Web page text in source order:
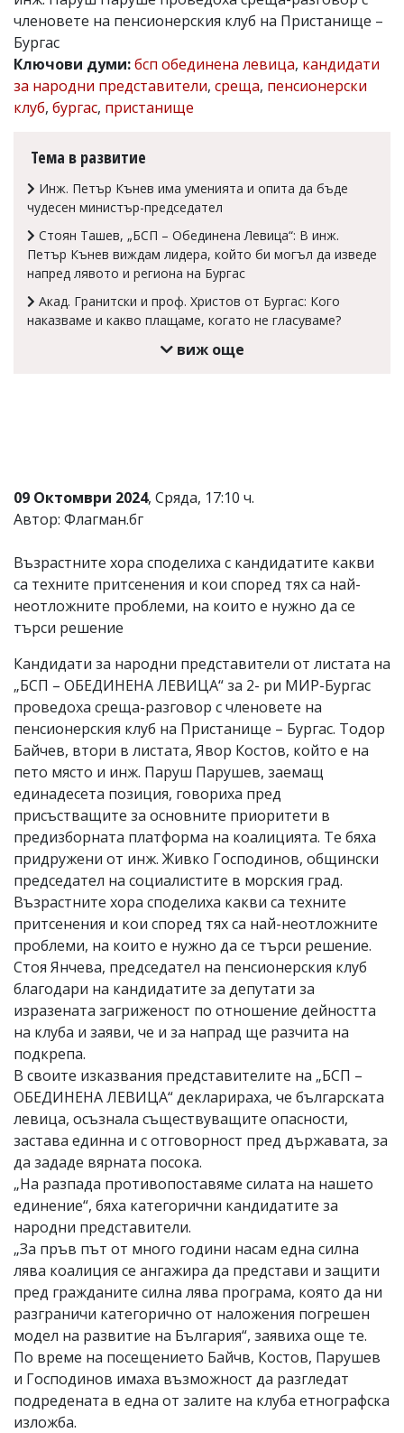
Коментарите
под
статиите
се
въвеждат
читателите
редакцията
носи
отговорност
тях!
Ако
откриете
обиден
коментар,
членовете на пенсионерския клуб на Пристанище –
Бургас
Ключови думи:бсп обединена левица, кандидати
за народни представители, среща, пенсионерски
клуб, бургас, пристанище
Тема в развитие
Инж. Петър Кънев има уменията и опита да бъде
чудесен министър-председател
Стоян Ташев, „БСП – Обединена Левица“: В инж.
Петър Кънев виждам лидера, който би могъл да изведе
напред лявото и региона на Бургас
Акад. Гранитски и проф. Христов от Бургас: Кого
наказваме и какво плащаме, когато не гласуваме?
виж още
09 Октомври 2024, Сряда, 17:10 ч.
Автор: Флагман.бг
Възрастните хора споделиха с кандидатите какви
са техните притсенения и кои според тях са най-
неотложните проблеми, на които е нужно да се
търси решение
Кандидати за народни представители от листата на
„БСП – ОБЕДИНЕНА ЛЕВИЦА“ за 2- ри МИР-Бургас
проведоха среща-разговор с членовете на
пенсионерския клуб на Пристанище – Бургас. Тодор
Байчев, втори в листата, Явор Костов, който е на
пето място и инж. Паруш Парушев, заемащ
единадесета позиция, говориха пред
присъстващите за основните приоритети в
предизборната платформа на коалицията. Те бяха
придружени от инж. Живко Господинов, общински
председател на социалистите в морския град.
Възрастните хора споделиха какви са техните
притсенения и кои според тях са най-неотложните
проблеми, на които е нужно да се търси решение.
Стоя Янчева, председател на пенсионерския клуб
благодари на кандидатите за депутати за
изразената загриженост по отношение дейността
на клуба и заяви, че и за напрад ще разчита на
подкрепа.
В своите изказвания представителите на „БСП –
ОБЕДИНЕНА ЛЕВИЦА“ декларираха, че българската
левица, осъзнала съществуващите опасности,
застава единна и с отговорност пред държавата, за
да зададе вярната посока.
„На разпада противопоставяме силата на нашето
единение“, бяха категорични кандидатите за
народни представители.
„За пръв път от много години насам една силна
лява коалиция се ангажира да представи и защити
пред гражданите силна лява програма, която да ни
разграничи категорично от наложения погрешен
модел на развитие на България“, заявиха още те.
По време на посещението Байчв, Костов, Парушев
и Господинов имаха възможност да разгледат
подредената в една от залите на клуба етнографска
изложба.